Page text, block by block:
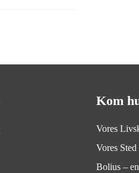
Kom
Vores
Vores Sted
Bolius –